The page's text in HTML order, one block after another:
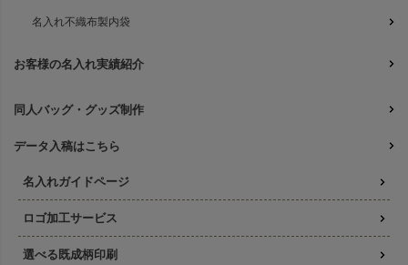
名入れ不織布製内袋
お客様の名入れ実績紹介
同人バッグ・グッズ制作
データ入稿はこちら
名入れガイドページ
ロゴ加工サービス
選べる既成柄印刷